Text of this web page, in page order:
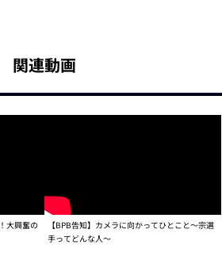
関連動画
大興奮の
【BPB告知】カメラに向かってひとこと～宗選
手ってどんな人～